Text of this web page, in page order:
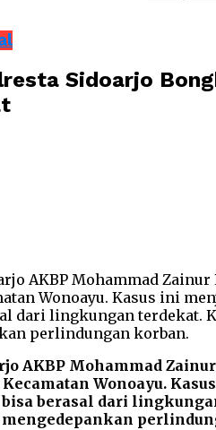
Sidoarjo
AKBP Mohammad
Wonoayu.
bisa berasal dari